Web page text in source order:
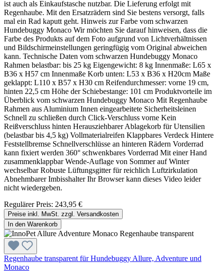
ist auch als Einkaufstasche nutzbar. Die Lieferung erfolgt mit
Regenhaube. Mit den Ersatzrädern sind Sie bestens versorgt, falls
mal ein Rad kaputt geht. Hinweis zur Farbe vom schwarzen
Hundebuggy Monaco Wir möchten Sie darauf hinweisen, dass die
Farbe des Produkts auf dem Foto aufgrund von Lichtverhältnissen
und Bildschirmeinstellungen geringfügig vom Original abweichen
kann. Technische Daten vom schwarzen Hundebuggy Monaco
Rahmen belastbar: bis 25 kg Eigengewicht: 8 kg Innenmaße: L65 x
B36 x H57 cm Innenmaße Korb unten: L53 x B36 x H20cm Maße
geklappt: L110 x B57 x H30 cm Reifendurchmesser: vorne 19 cm,
hinten 22,5 cm Höhe der Schiebestange: 101 cm Produktvorteile im
Überblick vom schwarzen Hundebuggy Monaco Mit Regenhaube
Rahmen aus Aluminium Innen eingearbeitete Sicherheitsleinen
Schnell zu schließen durch Click-Verschluss vorne Kein
Reißverschluss hinten Herausziehbarer Ablagekorb für Utensilien
(belastbar bis 4,5 kg) Vollmaterialreifen Klappbares Verdeck Hintere
Feststellbremse Schnellverschlüsse an hinteren Rädern Vorderrad
kann fixiert werden 360° schwenkbares Vorderrad Mit einer Hand
zusammenklappbar Wende-Auflage von Sommer auf Winter
wechselbar Robuste Lüftungsgitter für reichlich Luftzirkulation
Abnehmbarer Imbisshalter Ihr Browser kann dieses Video leider
nicht wiedergeben.
Regulärer Preis: 243,95 €
Preise inkl. MwSt. zzgl. Versandkosten
In den Warenkorb
Regenhaube transparent für Hundebuggy Allure, Adventure und
Monaco